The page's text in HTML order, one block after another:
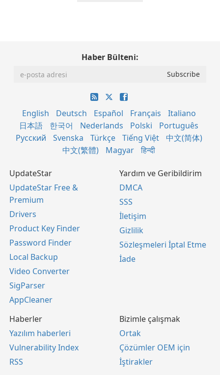
Haber Bülteni:
English Deutsch Español Français
Italiano
日本語
한국어 Nederlands Polski
Português
Русский
Svenska Türkçe Tiếng Việt
中文(简体)
中文(繁體)
Magyar हिन्दी
UpdateStar
UpdateStar Free &
Premium
Drivers
Product Key Finder
Password Finder
Local Backup
Video Converter
SigParser
AppCleaner
Yardım ve Geribildirim
DMCA
SSS
İletişim
Gizlilik
Sözleşmeleri İptal Etme
İade
Haberler
Yazılım haberleri
Vulnerability Index
RSS
Bizimle çalışmak
Ortak
Çözümler OEM için
İştirakler